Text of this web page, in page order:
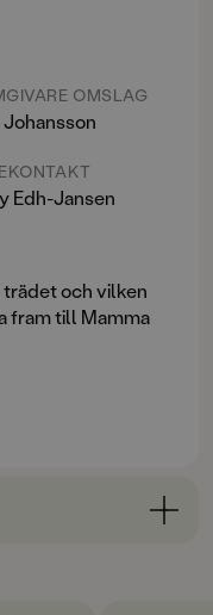
OMSLAG
Johansson
Edh-Jansen
trädet och vilken
fram till Mamma
kluriga och snåriga